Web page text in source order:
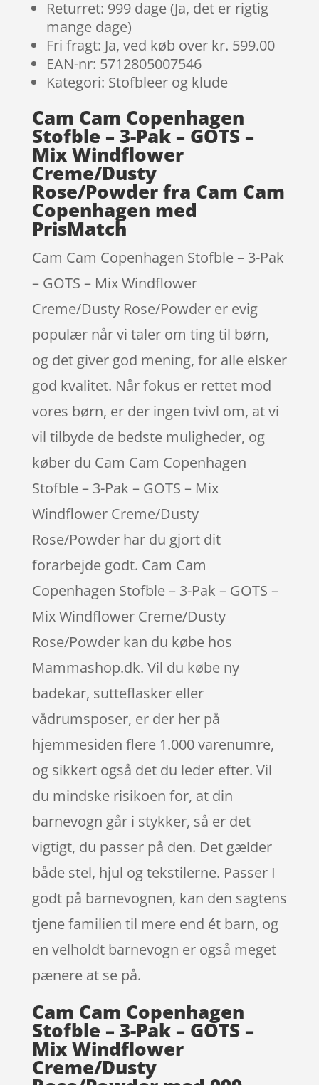
Returret: 999 dage (Ja, det er rigtig
mange dage)
Fri fragt: Ja, ved køb over kr. 599.00
EAN-nr: 5712805007546
Kategori: Stofbleer og klude
Cam Cam Copenhagen
Stofble – 3-Pak – GOTS –
Mix Windflower
Creme/Dusty
Rose/Powder fra Cam Cam
Copenhagen med
PrisMatch
Cam Cam Copenhagen Stofble – 3-Pak
– GOTS – Mix Windflower
Creme/Dusty Rose/Powder er evig
populær når vi taler om ting til børn,
og det giver god mening, for alle elsker
god kvalitet. Når fokus er rettet mod
vores børn, er der ingen tvivl om, at vi
vil tilbyde de bedste muligheder, og
køber du Cam Cam Copenhagen
Stofble – 3-Pak – GOTS – Mix
Windflower Creme/Dusty
Rose/Powder har du gjort dit
forarbejde godt. Cam Cam
Copenhagen Stofble – 3-Pak – GOTS –
Mix Windflower Creme/Dusty
Rose/Powder kan du købe hos
Mammashop.dk. Vil du købe ny
badekar, sutteflasker eller
vådrumsposer, er der her på
hjemmesiden flere 1.000 varenumre,
og sikkert også det du leder efter. Vil
du mindske risikoen for, at din
barnevogn går i stykker, så er det
vigtigt, du passer på den. Det gælder
både stel, hjul og tekstilerne. Passer I
godt på barnevognen, kan den sagtens
tjene familien til mere end ét barn, og
en velholdt barnevogn er også meget
pænere at se på.
Cam Cam Copenhagen
Stofble – 3-Pak – GOTS –
Mix Windflower
Creme/Dusty